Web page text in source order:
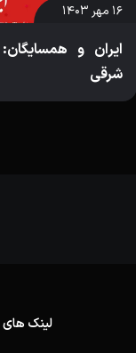
۱۶ مهر ۱۴۰۳
ایران و
شرقی
لینک